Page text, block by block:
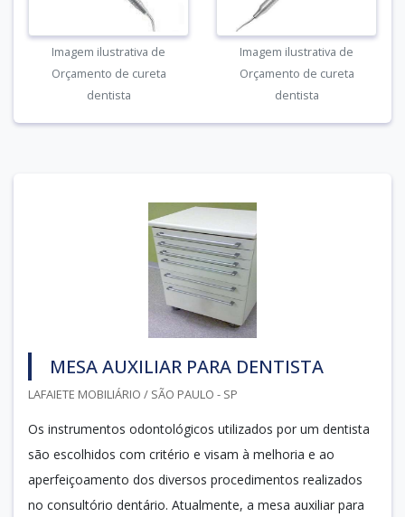
Imagem ilustrativa de
Orçamento de cureta
dentista
Imagem ilustrativa de
Orçamento de cureta
dentista
MESA AUXILIAR PARA DENTISTA
LAFAIETE MOBILIÁRIO / SÃO PAULO - SP
Os instrumentos odontológicos utilizados por um dentista
são escolhidos com critério e visam à melhoria e ao
aperfeiçoamento dos diversos procedimentos realizados
no consultório dentário. Atualmente, a mesa auxiliar para